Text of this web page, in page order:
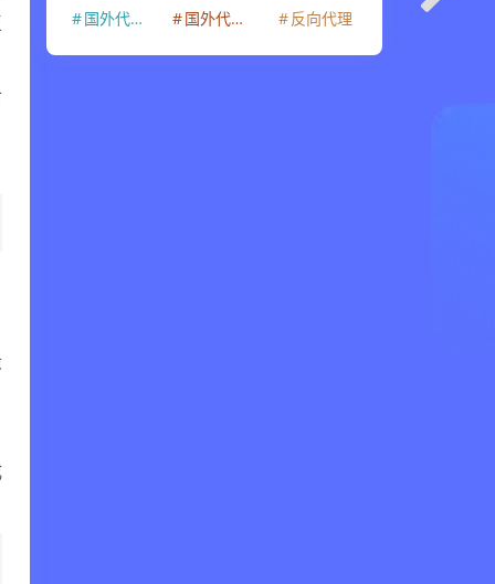
国外代理IP
国外代理ip 反向代理